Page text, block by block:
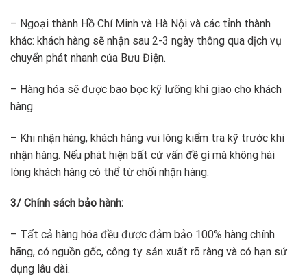
– Ngoại thành Hồ Chí Minh và Hà Nội và các tỉnh thành
khác: khách hàng sẽ nhận sau 2-3 ngày thông qua dịch vụ
chuyển phát nhanh của Bưu Điện.
– Hàng hóa sẽ được bao bọc kỹ lưỡng khi giao cho khách
hàng.
– Khi nhận hàng, khách hàng vui lòng kiểm tra kỹ trước khi
nhận hàng. Nếu phát hiện bất cứ vấn đề gì mà không hài
lòng khách hàng có thể từ chối nhận hàng.
3/ Chính sách bảo hành:
– Tất cả hàng hóa đều được đảm bảo 100% hàng chính
hãng, có nguồn gốc, công ty sản xuất rõ ràng và có hạn sử
dụng lâu dài.